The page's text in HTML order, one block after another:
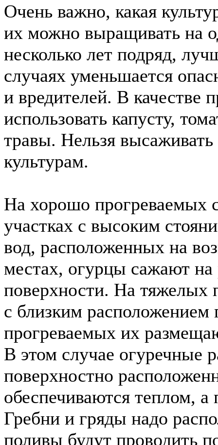
Очень важно, какая
их можно выращивать на
несколько лет подряд,
случаях уменьшается
и вредителей. В качестве
использовать капусту,
травы. Нельзя
культурам.
На хорошо прогреваемых
участках с высоким
вод, расположенных на
местах, огурцы сажают на
поверхности. На тяжелых
с близким расположением
прогреваемых их
В этом случае огуречные
поверхностно
обеспечиваются теплом, а
Гребни и гряды надо
поливы будут проводить